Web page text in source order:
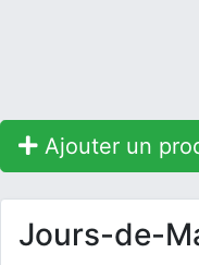
Ajouter un
Jours-de-